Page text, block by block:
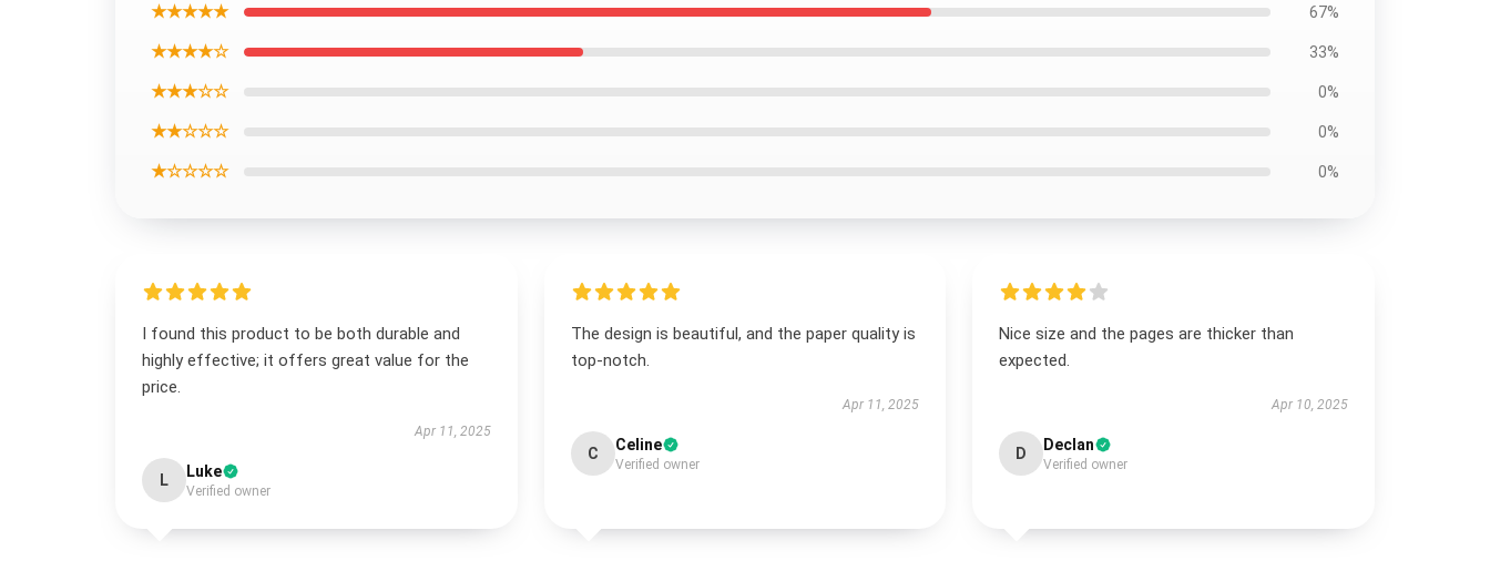
★★★★★ 67%
★★★★☆ 33%
★★★☆☆ 0%
★★☆☆☆ 0%
★☆☆☆☆ 0%
I found this product to be both durable and
highly effective; it offers great value for the
price.
Apr 11, 2025
L Luke
Verified owner
The design is beautiful, and the paper quality is
top-notch.
Apr 11, 2025
C Celine
Verified owner
Nice size and the pages are thicker than
expected.
Apr 10, 2025
D Declan
Verified owner